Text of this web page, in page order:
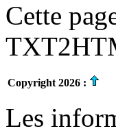
Cette
Copyright 2026 :
Les